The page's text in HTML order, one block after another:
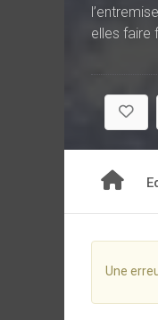
elles faire
Une